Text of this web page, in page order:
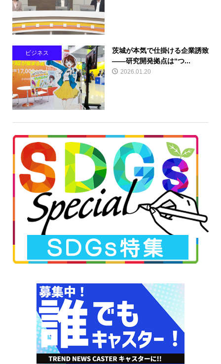
ビジネス
茨城が本気で仕掛ける企業誘致
――研究開発拠点は“つ...
2026.01.20